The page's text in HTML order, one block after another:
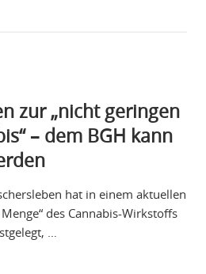
zur „nicht geringen
– dem BGH kann
hat in einem aktuellen
des Cannabis-Wirkstoffs
…